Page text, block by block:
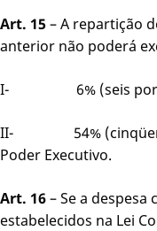
Art. 15– A repartição
anterior não poderá
I- 6% (seis por
II- 54% (cinqüenta
Poder Executivo.
Art. 16– Se a
estabelecidos na Lei